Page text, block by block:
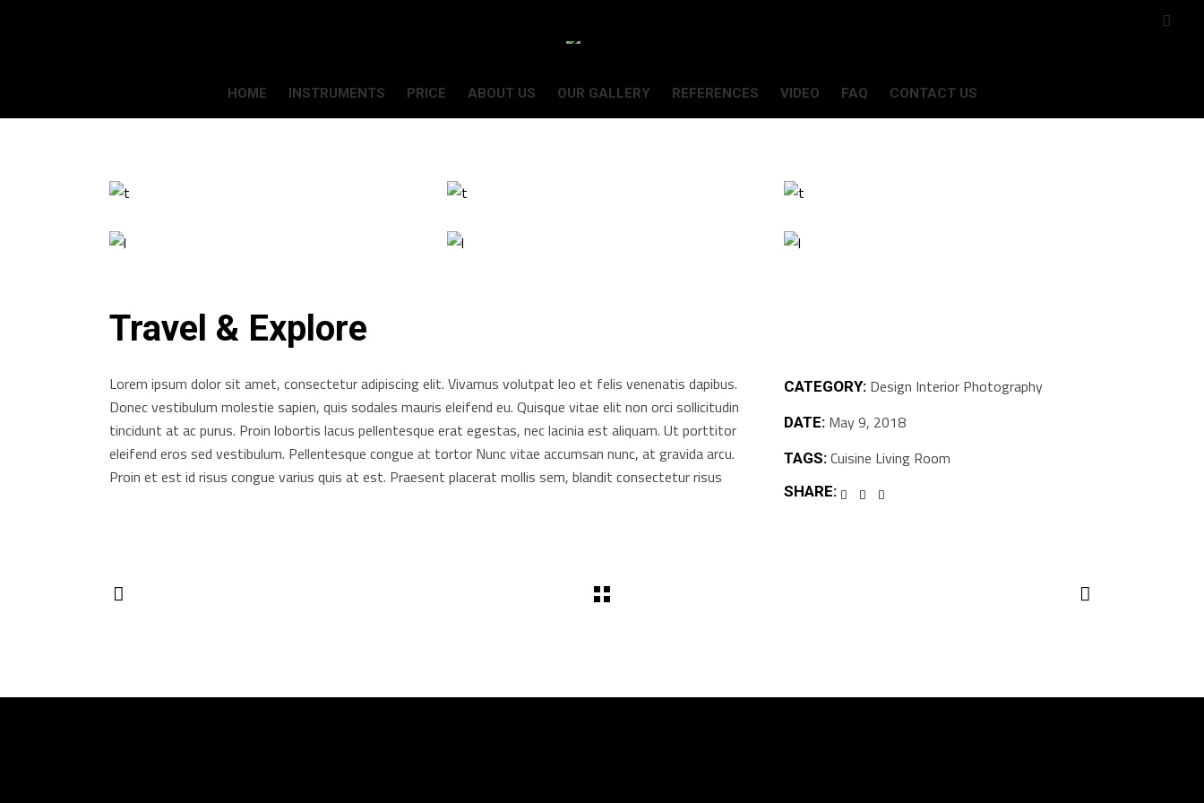
HOME INSTRUMENTS PRICE ABOUT US OUR GALLERY REFERENCES VIDEO FAQ CONTACT US
Travel & Explore
Lorem ipsum dolor sit amet, consectetur adipiscing elit. Vivamus volutpat leo et felis venenatis dapibus.
Donec vestibulum molestie sapien, quis sodales mauris eleifend eu. Quisque vitae elit non orci sollicitudin
tincidunt at ac purus. Proin lobortis lacus pellentesque erat egestas, nec lacinia est aliquam. Ut porttitor
eleifend eros sed vestibulum. Pellentesque congue at tortor Nunc vitae accumsan nunc, at gravida arcu.
Proin et est id risus congue varius quis at est. Praesent placerat mollis sem, blandit consectetur risus
CATEGORY: Design Interior Photography
DATE: May 9, 2018
TAGS: Cuisine Living Room
SHARE: